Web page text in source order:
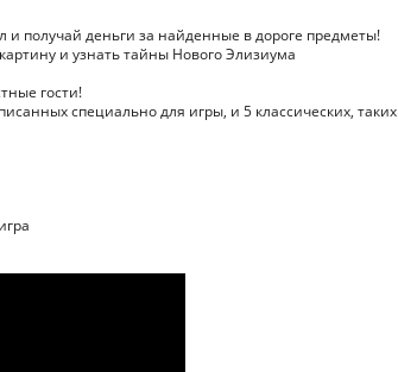
получай деньги за найденные в дороге предметы!
и узнать тайны Нового Элизиума
гости!
специально для игры, и 5 классических, таких